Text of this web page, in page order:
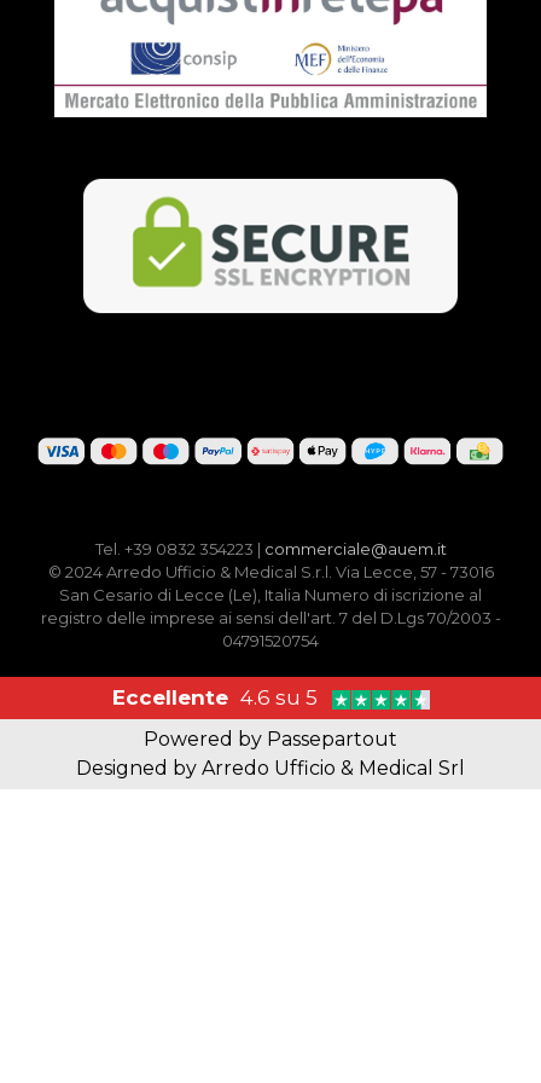
Tel. +39 0832 354223 | commerciale@auem.it
© 2024 Arredo Ufficio & Medical S.r.l. Via Lecce, 57 - 73016
San Cesario di Lecce (Le), Italia Numero di iscrizione al
registro delle imprese ai sensi dell'art. 7 del D.Lgs 70/2003 -
04791520754
Eccellente 4.6 su 5
Powered by Passepartout
Designed by Arredo Ufficio & Medical Srl